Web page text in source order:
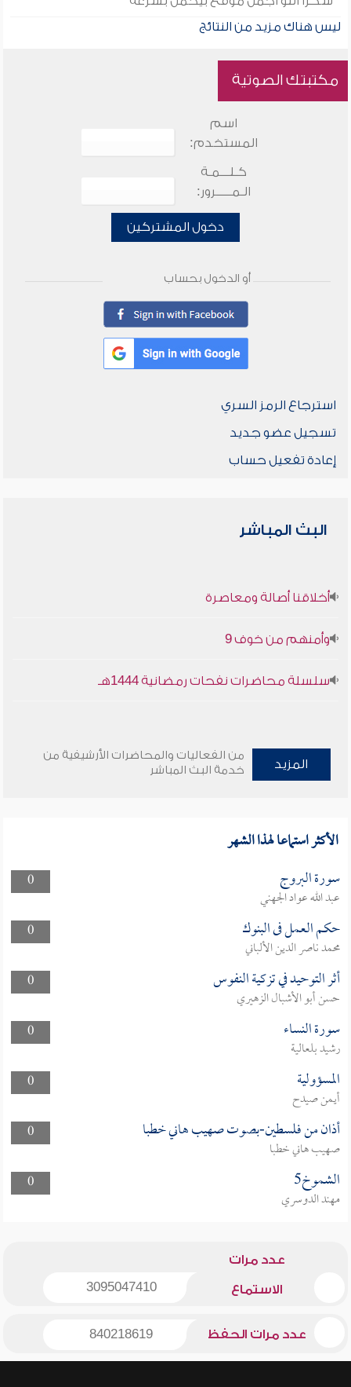
ليس هناك مزيد من النتائج
مكتبتك الصوتية
اسم
المستخدم:
كـلـــمـة
الـمـــــرور:
دخول المشتركين
أو الدخول بحساب
استرجاع الرمز السري
تسجيل عضو جديد
إعادة تفعيل حساب
البث المباشر
أخلاقنا أصالة ومعاصرة
وأمنهم من خوف 9
سلسلة محاضرات نفحات رمضانية 1444هـ
المزيد
من الفعاليات والمحاضرات الأرشيفية من
خدمة البث المباشر
الأكثر استماعا لهذا الشهر
0 سورة البروج
عبد الله عواد الجهني
0
حكم العمل فى البنوك
محمد ناصر الدين الألباني
0
أثر التوحيد في تزكية النفوس
حسن أبو الأشبال الزهيري
0
سورة النساء
رشيد بلعالية
0
المسؤولية
أيمن صيدح
0
أذان من فلسطين-بصوت صهيب هاني خطبا
صهيب هاني خطبا
0
الشموخ5
مهند الدوسري
عدد مرات
الاستماع 3095047410
عدد مرات الحفظ 840218619